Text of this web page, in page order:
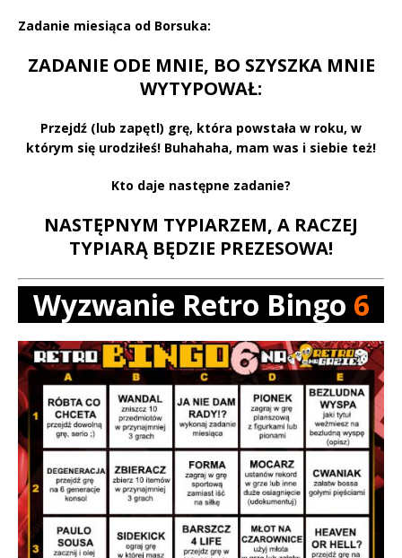
Zadanie miesiąca od Borsuka:
ZADANIE ODE MNIE, BO SZYSZKA MNIE
WYTYPOWAŁ:
Przejdź (lub zapętl) grę, która powstała w roku, w
którym się urodziłeś! Buhahaha, mam was i siebie też!
Kto daje następne zadanie?
NASTĘPNYM TYPIARZEM, A RACZEJ
TYPIARĄ BĘDZIE PREZESOWA!
Wyzwanie Retro Bingo 6